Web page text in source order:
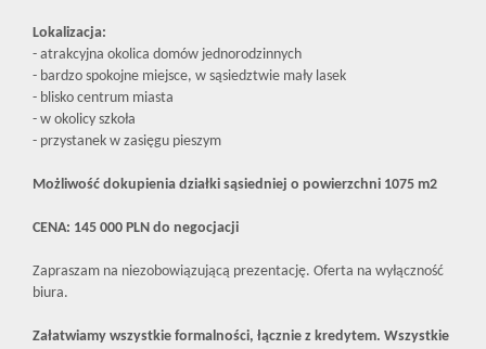
Lokalizacja:
- atrakcyjna okolica domów jednorodzinnych
- bardzo spokojne miejsce, w sąsiedztwie mały lasek
- blisko centrum miasta
- w okolicy szkoła
- przystanek w zasięgu pieszym
Możliwość dokupienia działki sąsiedniej o powierzchni 1075 m2
CENA: 145 000 PLN do negocjacji
Zapraszam na niezobowiązującą prezentację. Oferta na wyłączność
biura.
Załatwiamy wszystkie formalności, łącznie z kredytem. Wszystkie